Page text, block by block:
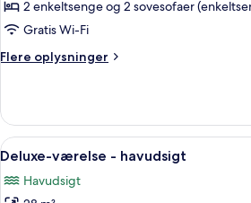
soveværelse
terrasse
stranden
2 enkeltsenge og 2 sovesofaer
Gratis Wi-Fi
Flere oplysninger
Flere
-
soveværelse
terrasse
Indlæs
alle
billeder
Et
7
Deluxe-værelse - havudsigt
Havudsigt